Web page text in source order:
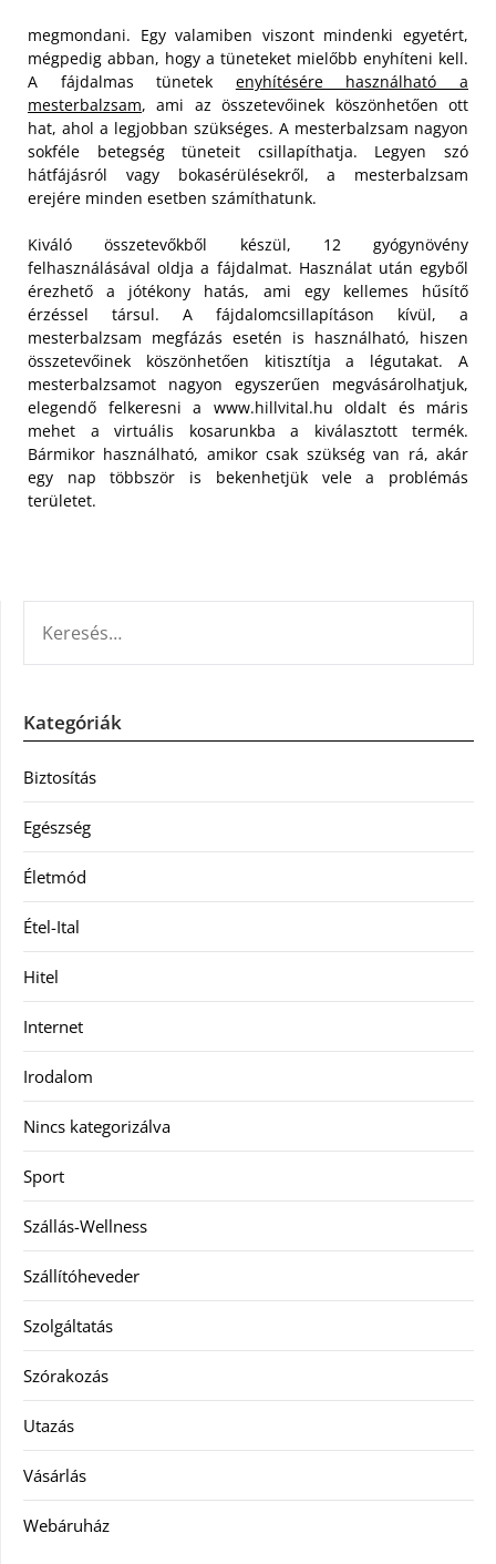
megmondani. Egy valamiben viszont mindenki egyetért,
mégpedig abban, hogy a tüneteket mielőbb enyhíteni kell.
A fájdalmas tünetek enyhítésére használható a
mesterbalzsam, ami az összetevőinek köszönhetően ott
hat, ahol a legjobban szükséges. A mesterbalzsam nagyon
sokféle betegség tüneteit csillapíthatja. Legyen szó
hátfájásról vagy bokasérülésekről, a mesterbalzsam
erejére minden esetben számíthatunk.
Kiváló összetevőkből készül, 12 gyógynövény
felhasználásával oldja a fájdalmat. Használat után egyből
érezhető a jótékony hatás, ami egy kellemes hűsítő
érzéssel társul. A fájdalomcsillapításon kívül, a
mesterbalzsam megfázás esetén is használható, hiszen
összetevőinek köszönhetően kitisztítja a légutakat. A
mesterbalzsamot nagyon egyszerűen megvásárolhatjuk,
elegendő felkeresni a www.hillvital.hu oldalt és máris
mehet a virtuális kosarunkba a kiválasztott termék.
Bármikor használható, amikor csak szükség van rá, akár
egy nap többször is bekenhetjük vele a problémás
területet.
Kategóriák
Biztosítás
Egészség
Életmód
Étel-Ital
Hitel
Internet
Irodalom
Nincs kategorizálva
Sport
Szállás-Wellness
Szállítóheveder
Szolgáltatás
Szórakozás
Utazás
Vásárlás
Webáruház